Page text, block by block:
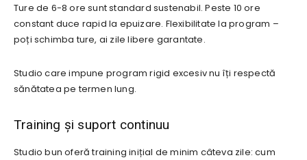
Ture de 6-8 ore sunt standard sustenabil. Peste 10 ore
constant duce rapid la epuizare. Flexibilitate la program –
poți schimba ture, ai zile libere garantate.
Studio care impune program rigid excesiv nu îți respectă
sănătatea pe termen lung.
Training și suport continuu
Studio bun oferă training inițial de minim câteva zile: cum